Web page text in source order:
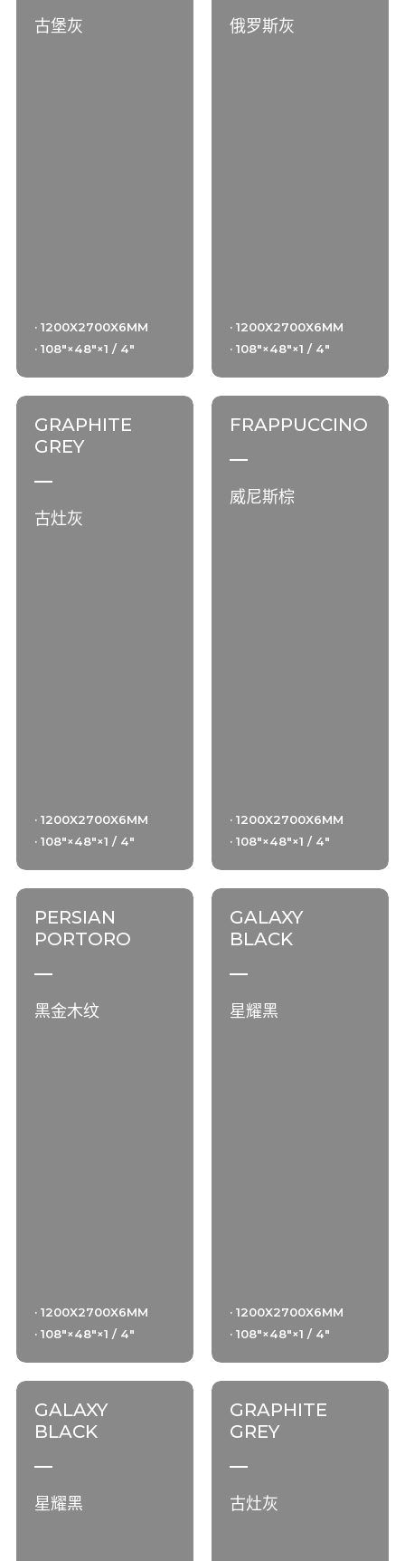
古堡灰
· 1200X2700X6MM
· 108"×48"×1 / 4"
俄罗斯灰
· 1200X2700X6MM
· 108"×48"×1 / 4"
GRAPHITE
GREY
古灶灰
· 1200X2700X6MM
· 108"×48"×1 / 4"
FRAPPUCCINO
威尼斯棕
· 1200X2700X6MM
· 108"×48"×1 / 4"
PERSIAN
PORTORO
黑金木纹
· 1200X2700X6MM
· 108"×48"×1 / 4"
GALAXY
BLACK
星耀黑
· 1200X2700X6MM
· 108"×48"×1 / 4"
GALAXY
BLACK
星耀黑
GRAPHITE
GREY
古灶灰